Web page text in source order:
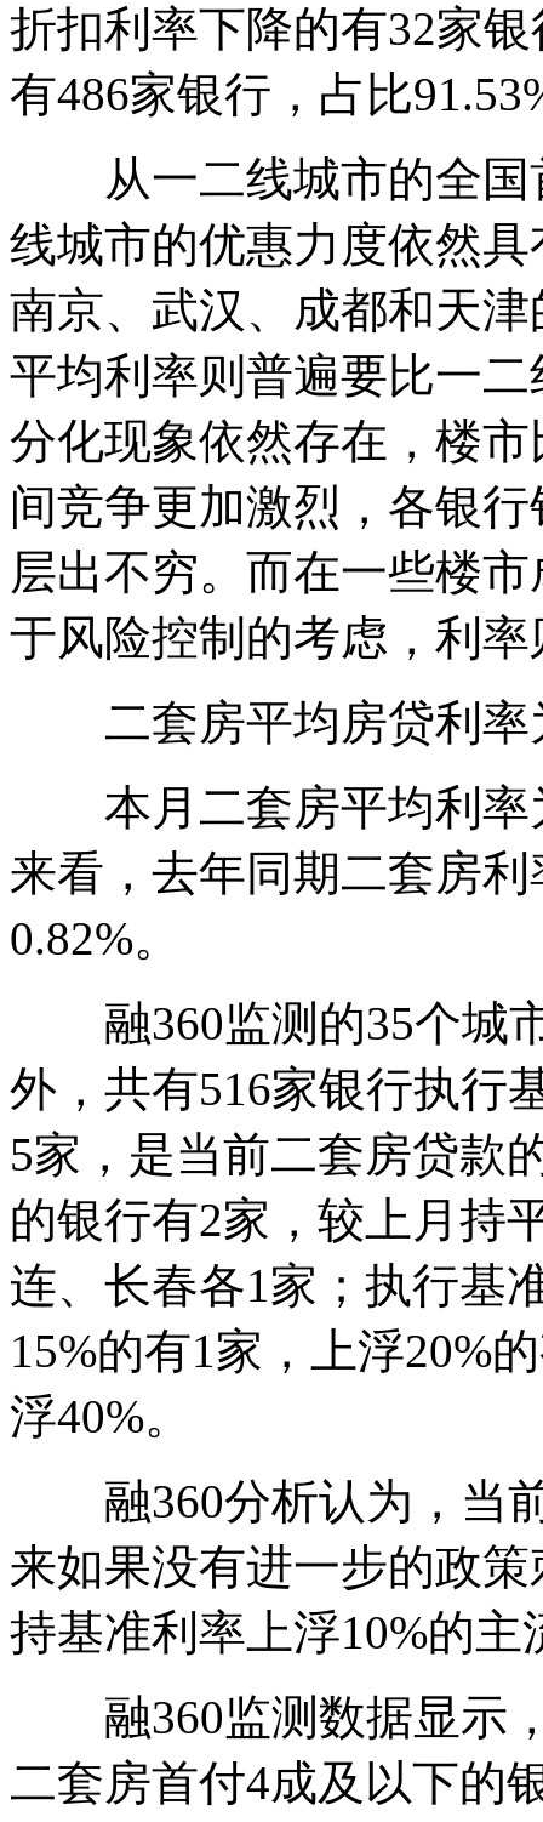
折扣利率下降的有32家
有486家银行，占比
从一二线城市的全国
线城市的优惠力度依然
南京、武汉、成都和天
平均利率则普遍要比一
分化现象依然存在，楼
间竞争更加激烈，各银
层出不穷。而在一些楼
于风险控制的考虑，利
二套房平均房贷利率
本月二套房平均利率
来看，去年同期二套房
0.82%。
融360监测的35个城市
外，共有516家银行执行
5家，是当前二套房贷款
的银行有2家，较上月持
连、长春各1家；执行基
15%的有1家，上浮20%
浮40%。
融360分析认为，当前
来如果没有进一步的政
持基准利率上浮10%的主
融360监测数据显示，
二套房首付4成及以下的